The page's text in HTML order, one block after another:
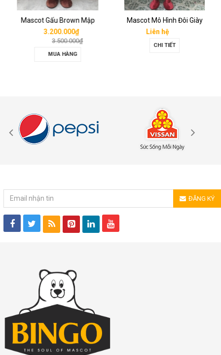
Mascot Gấu Brown Mập
3.200.000₫
3.500.000₫
MUA HÀNG
Mascot Mô Hình Đôi Giày
Liên hệ
CHI TIẾT
ĐĂNG KÝ